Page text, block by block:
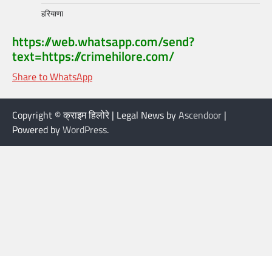
हरियाणा
https://web.whatsapp.com/send?
text=https://crimehilore.com/
Share to WhatsApp
Copyright © क्राइम हिलोरे | Legal News byAscendoor |
Powered byWordPress.